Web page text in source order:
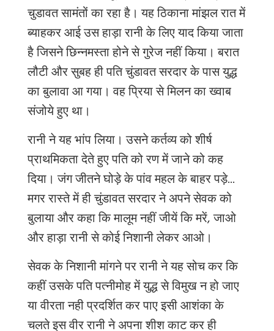
चुडावत सामंतों का रहा है। यह ठिकाना मांझल रात में
ब्‍याहकर आई उस हाड़ा रानी के लिए याद किया जाता
है जिसने छिन्‍नमस्‍ता होने से गुरेज नहीं किया। बरात
लौटी और सुबह ही पति चुंडावत सरदार के पास युद्ध
का बुलावा आ गया। वह प्रिया से मिलन का ख्‍वाब
संजोये हुए था।
रानी ने यह भांप लिया। उसने कर्तव्‍य को शीर्ष
प्राथमिकता देते हुए पति को रण में जाने को कह
दिया। जंग जीतने घोड़े के पांव महल के बाहर पड़े...
मगर रास्‍ते में ही चुंडावत सरदार ने अपने सेवक को
बुलाया और कहा कि मालूम नहीं जीयें कि मरें, जाओ
और हाड़ा रानी से कोई निशानी लेकर आओ।
सेवक के निशानी मांगने पर रानी ने यह सोच कर कि
कहीं उसके पति पत्नीमोह में युद्ध से विमुख न हो जाए
या वीरता नही प्रदर्शित कर पाए इसी आशंका के